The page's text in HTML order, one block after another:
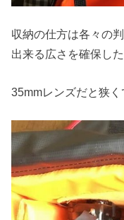
収納の仕方は各々の
出来る広さを確保した
35mmレンズだと狭く